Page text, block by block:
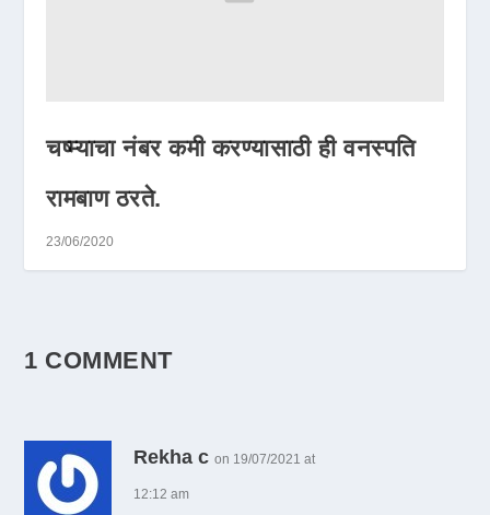
चष्म्याचा नंबर कमी करण्यासाठी ही वनस्पति
रामबाण ठरते.
23/06/2020
1 COMMENT
Rekha c on 19/07/2021 at
12:12 am